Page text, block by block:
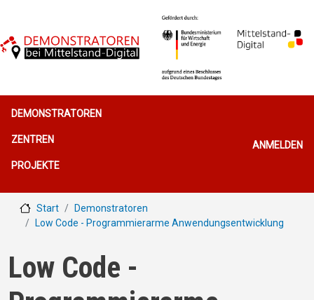
Hauptnavigation
DEMONSTRATOREN
ZENTREN
PROJEKTE
ANMELDEN
Start
Demonstratoren
Low Code - Programmierarme Anwendungsentwicklung
Low Code -